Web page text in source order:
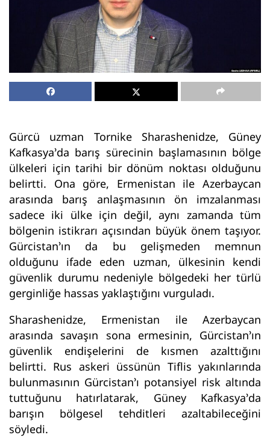
Gürcü uzman Tornike Sharashenidze, Güney
Kafkasya’da barış sürecinin başlamasının bölge
ülkeleri için tarihi bir dönüm noktası olduğunu
belirtti. Ona göre, Ermenistan ile Azerbaycan
arasında barış anlaşmasının ön imzalanması
sadece iki ülke için değil, aynı zamanda tüm
bölgenin istikrarı açısından büyük önem taşıyor.
Gürcistan’ın da bu gelişmeden memnun
olduğunu ifade eden uzman, ülkesinin kendi
güvenlik durumu nedeniyle bölgedeki her türlü
gerginliğe hassas yaklaştığını vurguladı.
Sharashenidze, Ermenistan ile Azerbaycan
arasında savaşın sona ermesinin, Gürcistan’ın
güvenlik endişelerini de kısmen azalttığını
belirtti. Rus askeri üssünün Tiflis yakınlarında
bulunmasının Gürcistan’ı potansiyel risk altında
tuttuğunu hatırlatarak, Güney Kafkasya’da
barışın bölgesel tehditleri azaltabileceğini
söyledi.